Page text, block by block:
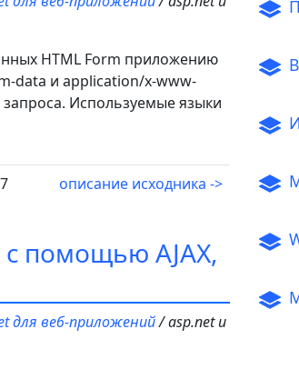
HTML Form приложению
data и application/x-www-
Используемые языки
описание исходника ->
с помощью AJAX,
для веб-приложений/ asp.net и